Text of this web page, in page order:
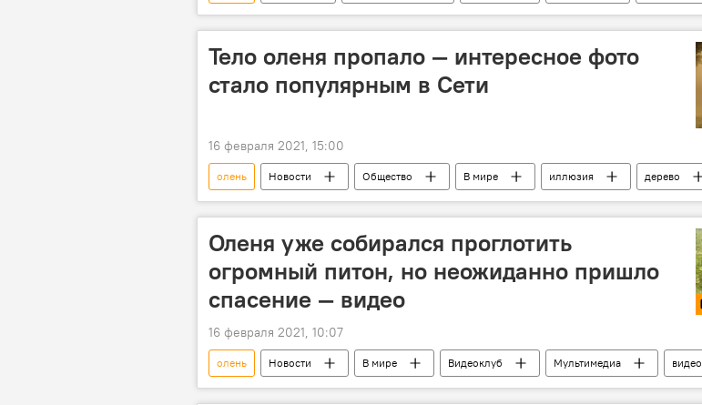
машина
прыжок Интересное из мира животных
Тело оленя пропало — интересное фото
стало популярным в Сети
16 февраля 2021, 15:00
олень Новости Общество В мире иллюзия
дерево
соцсети
загадка фото
Оленя уже собирался проглотить
огромный питон, но неожиданно пришло
спасение — видео
16 февраля 2021, 10:07
олень Новости В мире Видеоклуб Мультимедиа
видео
Таиланд
питон прохожие спасение